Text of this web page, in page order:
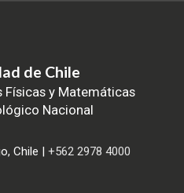
de Chile
Físicas y Matemáticas
Nacional
Chile | +562 2978 4000